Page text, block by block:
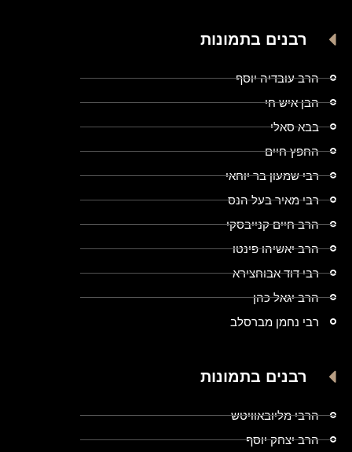
רבנים בתמונות
הרב עובדיה יוסף
הבן איש חי
בבא סאלי
החפץ חיים
רבי שמעון בר יוחאי
רבי מאיר בעל הנס
הרב חיים קנייבסקי
הרב יאשיהו פינטו
רבי דוד אבוחצירא
הרב יגאל כהן
רבי נחמן מברסלב
רבנים בתמונות
הרבי מליובאוויטש
הרב יצחק יוסף